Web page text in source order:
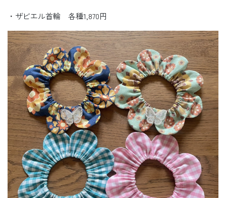
・ザビエル首輪 各種1,870円